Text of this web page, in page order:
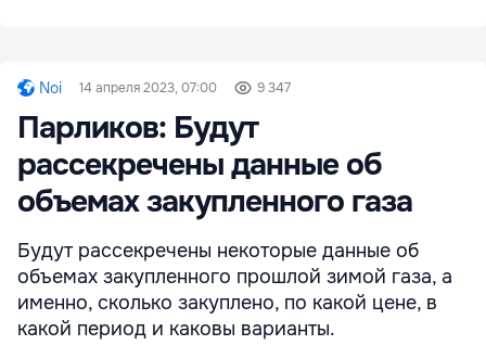
Noi 14 апреля 2023, 07:00 9 347
Парликов: Будут
рассекречены данные об
объемах закупленного газа
Будут рассекречены некоторые данные об
объемах закупленного прошлой зимой газа, а
именно, сколько закуплено, по какой цене, в
какой период и каковы варианты.